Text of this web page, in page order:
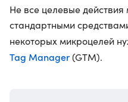
Не все целевые действия
стандартными
некоторых микроцелей
Tag Manager(GTM).